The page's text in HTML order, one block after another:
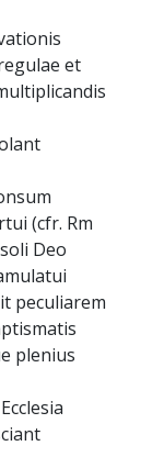
et
(cfr. Rm
Deo
peculiarem
plenius